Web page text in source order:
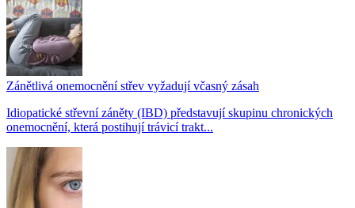
Zánětlivá onemocnění střev vyžadují včasný zásah
Idiopatické střevní záněty (IBD) představují skupinu chronických
onemocnění, která postihují trávicí trakt...